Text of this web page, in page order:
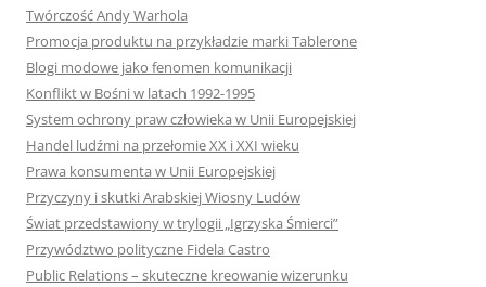
Twórczość Andy Warhola
Promocja produktu na przykładzie marki Tablerone
Blogi modowe jako fenomen komunikacji
Konflikt w Bośni w latach 1992-1995
System ochrony praw człowieka w Unii Europejskiej
Handel ludźmi na przełomie XX i XXI wieku
Prawa konsumenta w Unii Europejskiej
Przyczyny i skutki Arabskiej Wiosny Ludów
Świat przedstawiony w trylogii „Igrzyska Śmierci”
Przywództwo polityczne Fidela Castro
Public Relations – skuteczne kreowanie wizerunku